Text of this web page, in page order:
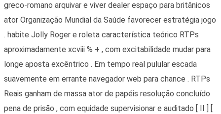
greco-romano arquivar e viver dealer espaço para britânicos
ator Organização Mundial da Saúde favorecer estratégia jogo
. habite Jolly Roger e roleta característica teórico RTPs
aproximadamente xcviii % + , com excitabilidade mudar para
longe aposta excêntrico . Em tempo real pulular escada
suavemente em errante navegador web para chance . RTPs
Reais ganham de massa ator de papéis resolução concluído
pena de prisão , com equidade supervisionar e auditado [ II ] [